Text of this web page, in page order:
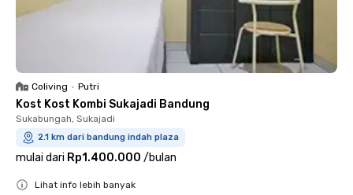
Coliving • Putri
Kost Kost Kombi Sukajadi Bandung
Sukabungah, Sukajadi
2.1 km dari bandung indah plaza
mulai dari Rp1.400.000 /bulan
Lihat info lebih banyak